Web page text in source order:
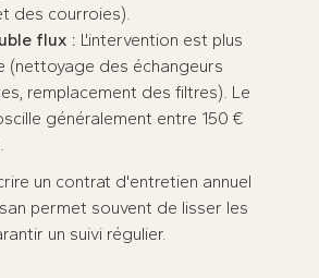
des courroies).
flux : L'intervention est plus
(nettoyage des échangeurs
remplacement des filtres). Le
généralement entre 150 €
un contrat d'entretien annuel
permet souvent de lisser les
un suivi régulier.